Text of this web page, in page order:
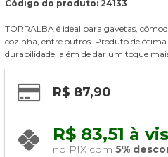
Código do produto: 24133
TORRALBA é ideal para gavetas,
cozinha, entre outros. Produto de ótima
durabilidade, além de dar um toque
R$ 87,90
R$ 83,51 à
no PIX com 5%